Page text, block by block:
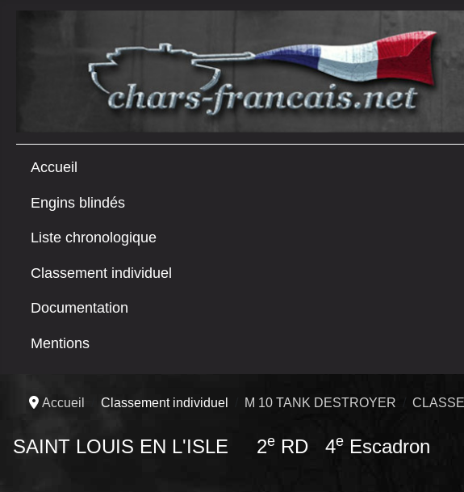
Accueil
Engins blindés
Liste chronologique
Classement individuel
Documentation
Mentions
Accueil Classement individuel M 10 TANK DESTROYER
SAINT LOUIS EN L'ISLE 2e RD 4e Escadron